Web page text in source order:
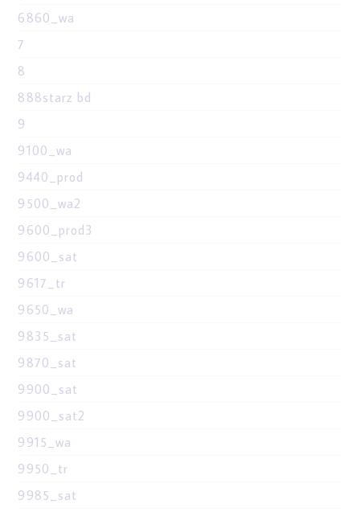
6860_wa
7
8
888starz bd
9
9100_wa
9440_prod
9500_wa2
9600_prod3
9600_sat
9617_tr
9650_wa
9835_sat
9870_sat
9900_sat
9900_sat2
9915_wa
9950_tr
9985_sat